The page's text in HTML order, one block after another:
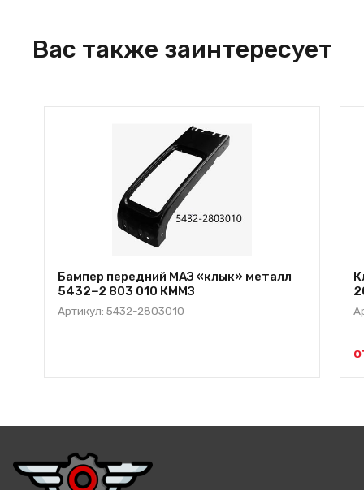
Вас также заинтересует
Бампер передний МАЗ «клык» металл
5432−2 803 010 КММЗ
Артикул: 5432-2803010